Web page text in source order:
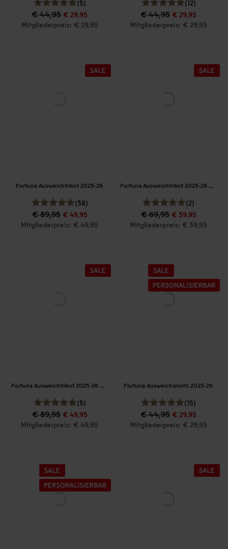
(5)
€ 44,95 € 29,95
Mitgliederpreis: € 29,95
(12)
€ 44,95 € 29,95
Mitgliederpreis: € 29,95
Fortuna Ausweichtrikot 2025-26
(38)
€ 89,95 € 49,95
Mitgliederpreis: € 49,95
Fortuna Ausweichtrikot 2025-26 Kinder
(2)
€ 69,95 € 39,95
Mitgliederpreis: € 39,95
Fortuna Ausweichtrikot 2025-26 Damen
(5)
€ 89,95 € 49,95
Mitgliederpreis: € 49,95
Fortuna Ausweichshorts 2025-26
(15)
€ 44,95 € 29,95
Mitgliederpreis: € 29,95